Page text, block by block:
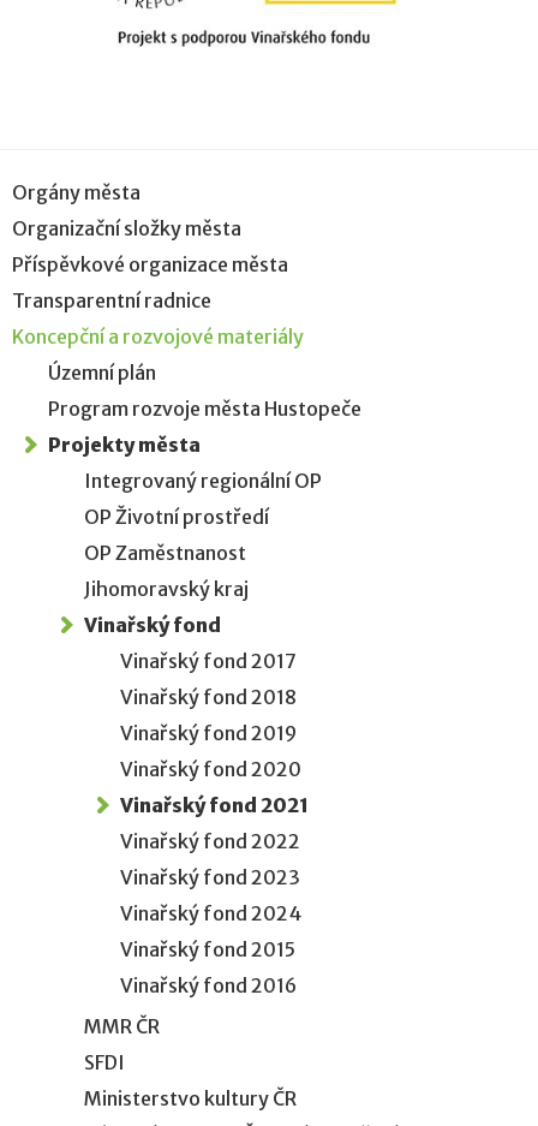
Orgány města
Organizační složky města
Příspěvkové organizace města
Transparentní radnice
Koncepční a rozvojové materiály
Územní plán
Program rozvoje města Hustopeče
Projekty města
Integrovaný regionální OP
OP Životní prostředí
OP Zaměstnanost
Jihomoravský kraj
Vinařský fond
Vinařský fond 2017
Vinařský fond 2018
Vinařský fond 2019
Vinařský fond 2020
Vinařský fond 2021
Vinařský fond 2022
Vinařský fond 2023
Vinařský fond 2024
Vinařský fond 2015
Vinařský fond 2016
MMR ČR
SFDI
Ministerstvo kultury ČR